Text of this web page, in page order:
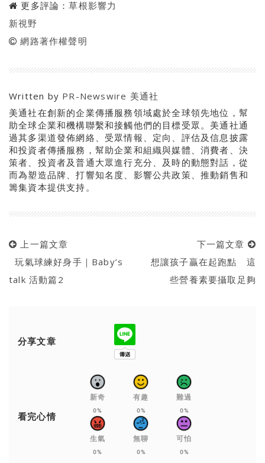
更多評論：草根影響力
新視野
網路著作權聲明
Written by PR-Newswire 美通社
美通社在創新的企業傳播服務領域處於全球領先地位，幫
助全球企業和機構聯繫和接觸他們的目標受眾。美通社通
過其多渠道發佈網絡、受眾情報、定向、評估及信息披露
和投資者傳播服務，幫助企業和組織與媒體、消費者、決
策者、投資者及普通大眾進行充分、及時的動態對話，從
而為塑造品牌、打響知名度、影響公共政策、推動銷售和
籌集資本提供支持。
上一篇文章
玩氣球練好身手｜Baby’s
talk 活動篇2
下一篇文章
想讓孩子贏在起跑點 這
些營養素要攝取足夠
分享文章
看完心情
新奇
0%
有趣
0%
難過
0%
生氣
0%
無聊
0%
可怕
0%